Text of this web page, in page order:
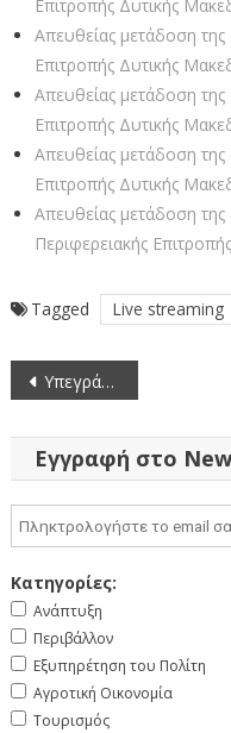
Επιτροπής Δυτικής
Απευθείας μετάδοση της
Επιτροπής Δυτικής
Απευθείας μετάδοση της
Επιτροπής Δυτικής
Απευθείας μετάδοση της
Επιτροπής Δυτικής
Απευθείας μετάδοση της
Περιφερειακής
Tagged Live streaming
Πλοήγηση
άρθρων
Υπεγράφη η σύμβαση για τον έλεγχο στατικής επάρκειας και αναβάθμισης της Υψηλής Γέφυρας Σερβίων της Π.Ε. Κοζάνης
Εγγραφή στο
Κατηγορίες:
Ανάπτυξη
Περιβάλλον
Εξυπηρέτηση του Πολίτη
Αγροτική Οικονομία
Τουρισμός